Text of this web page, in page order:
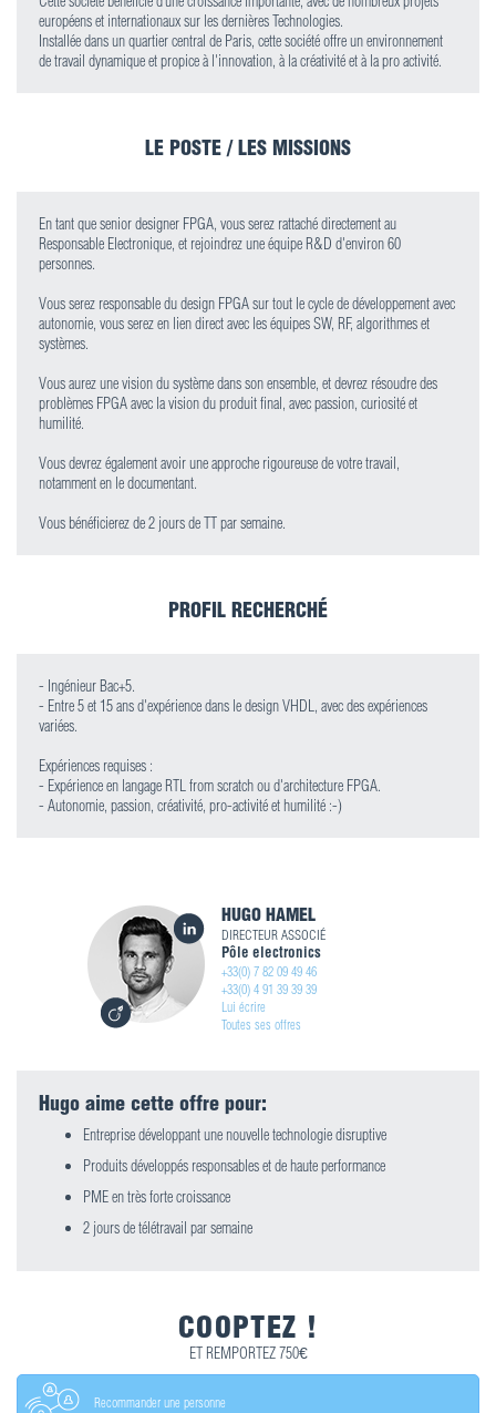
européens et internationaux sur les dernières Technologies.
Installée dans un quartier central de Paris, cette société offre un environnement
de travail dynamique et propice à l'innovation, à la créativité et à la pro activité.
LE POSTE / LES MISSIONS
En tant que senior designer FPGA, vous serez rattaché directement au
Responsable Electronique, et rejoindrez une équipe R&D d'environ 60
personnes.
Vous serez responsable du design FPGA sur tout le cycle de développement avec
autonomie, vous serez en lien direct avec les équipes SW, RF, algorithmes et
systèmes.
Vous aurez une vision du système dans son ensemble, et devrez résoudre des
problèmes FPGA avec la vision du produit final, avec passion, curiosité et
humilité.
Vous devrez également avoir une approche rigoureuse de votre travail,
notamment en le documentant.
Vous bénéficierez de 2 jours de TT par semaine.
PROFIL RECHERCHÉ
- Ingénieur Bac+5.
- Entre 5 et 15 ans d'expérience dans le design VHDL, avec des expériences
variées.
Expériences requises :
- Expérience en langage RTL from scratch ou d'architecture FPGA.
- Autonomie, passion, créativité, pro-activité et humilité :-)
HUGO HAMEL
DIRECTEUR ASSOCIÉ
Pôle electronics
+33(0) 7 82 09 49 46
+33(0) 4 91 39 39 39
Lui écrire
Toutes ses offres
Hugo aime cette offre pour:
Entreprise développant une nouvelle technologie disruptive
Produits développés responsables et de haute performance
PME en très forte croissance
2 jours de télétravail par semaine
COOPTEZ !
ET REMPORTEZ 750€
Recommander une personne